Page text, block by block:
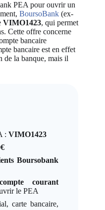
PEA pour ouvrir un
BoursoBank (ex-
VIMO1423, qui permet
Cette offre concerne
bancaire
bancaire est en effet
de la banque, mais il
: VIMO1423
Boursobank
compte courant
le PEA
carte bancaire,